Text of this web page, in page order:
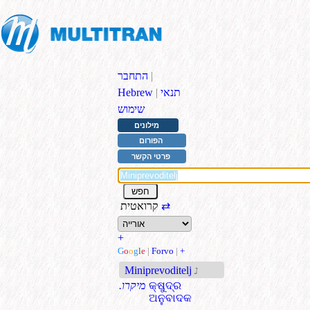
התחבר |
Hebrew | תנאי
שימוש
מילונים
הפורום
פרטי הקשר
⇄
+
Google | Forvo | +
Miniprevoditelj נ
.מיקרו କ୍ଷୁଦ୍ର
ଅନୁବାଦକ